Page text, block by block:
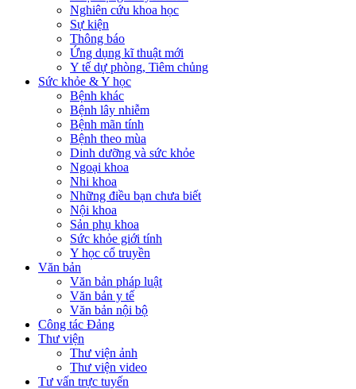
Nghiên cứu khoa học
Sự kiện
Thông báo
Ứng dụng kĩ thuật mới
Y tế dự phòng, Tiêm chủng
Sức khỏe & Y học
Bệnh khác
Bệnh lây nhiễm
Bệnh mãn tính
Bệnh theo mùa
Dinh dưỡng và sức khỏe
Ngoại khoa
Nhi khoa
Những điều bạn chưa biết
Nội khoa
Sản phụ khoa
Sức khỏe giới tính
Y học cổ truyền
Văn bản
Văn bản pháp luật
Văn bản y tế
Văn bản nội bộ
Công tác Đảng
Thư viện
Thư viện ảnh
Thư viện video
Tư vấn trực tuyến